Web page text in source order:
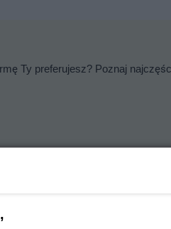
Ty preferujesz? Poznaj
nasze proste przepisy na pyszne